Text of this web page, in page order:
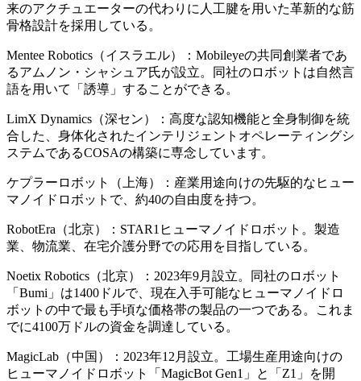
来のアクチュエーターの代わりに人工腱を用いた革新的な筋
骨格設計を採用している。
Mentee Robotics（イスラエル）：Mobileyeの共同創業者であ
るアムノン・シャシュア氏が設立。同社のロボットは自然言
語を用いて「誘導」することができる。
LimX Dynamics（深セン）：高度な認知機能と全身制御を統
合した、身体化されたインテリジェントオペレーティングシ
ステムであるCOSAの構築に専念しています。
ケプラーロボット（上海）：産業用途向けの先駆的なヒュー
マノイドロボットで、約40の自由度を持つ。
RobotEra（北京）：STAR1ヒューマノイドロボット。製造
業、物流業、在宅介護分野での応用を目指している。
Noetix Robotics（北京）：2023年9月設立。同社のロボット
「Bumi」は1400ドルで、現在入手可能なヒューマノイドロ
ボットの中で最も手頃な価格帯の製品の一つである。これま
でに4100万ドルの資金を調達している。
MagicLab（中国）：2023年12月設立。工場生産用途向けの
ヒューマノイドロボット「MagicBot Gen1」と「Z1」を開